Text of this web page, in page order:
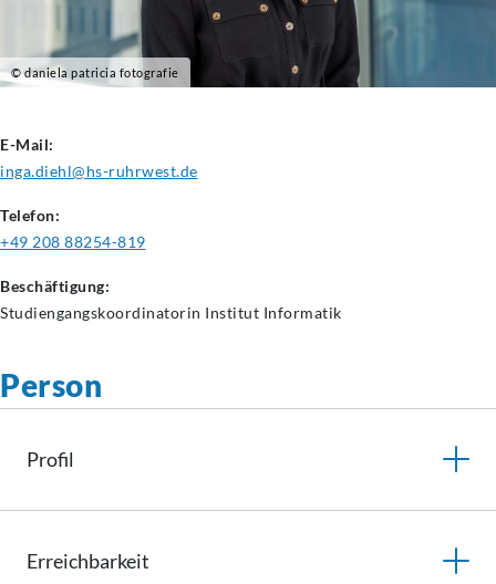
© daniela patricia fotografie
E-Mail:
inga.diehl@hs-ruhrwest.de
Telefon:
+49 208 88254-819
Beschäftigung:
Studiengangskoordinatorin Institut Informatik
Person
Profil
Erreichbarkeit